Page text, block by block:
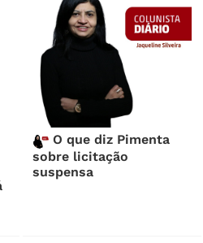
O que diz Pimenta
sobre licitação
suspensa